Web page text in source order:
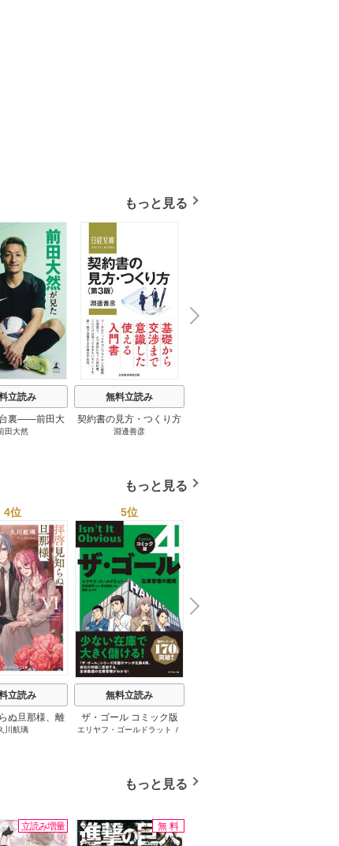
もっと見る
立読み
裏――前田大
ールドカップ
田大然
無料立読み
契約書の見方・つくり方
＜第３版＞ 1巻
淵邊善彦
N
e
x
t
もっと見る
4位
立読み
ぬ旦那様、離
ただきます
川航璃
5位
無料立読み
ザ・ゴール コミック版
エリヤフ・ゴールドラット
/
N
e
x
t
もっと見る
立読み増量 無料